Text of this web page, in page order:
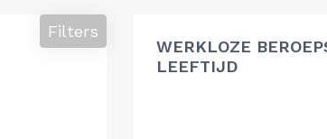
Filters
WERKLOZE
LEEFTIJD